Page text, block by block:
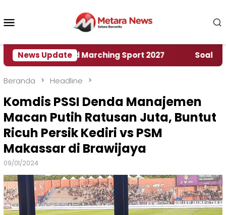
konten
News Update
World Marching Sport 2027 ‎Soal Rencana
Beranda Headline
Komdis PSSI Denda Manajemen
Macan Putih Ratusan Juta, Buntut
Ricuh Persik Kediri vs PSM
Makassar di Brawijaya
09/01/2024